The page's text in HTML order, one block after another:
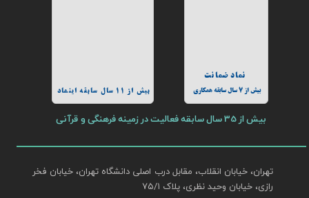
بیش از 11 سال سابقه اینماد
بیش از 35 سال سابقه فعالیت در زمینه فرهنگی و قرآنی
بیش از 7 سال سابقه همکاری
تهران، خیابان انقلاب، مقابل درب اصلی دانشگاه تهران، خیابان فخر
رازی، خیابان وحید نظری، پلاک ۷۵/۱​​​​​​​